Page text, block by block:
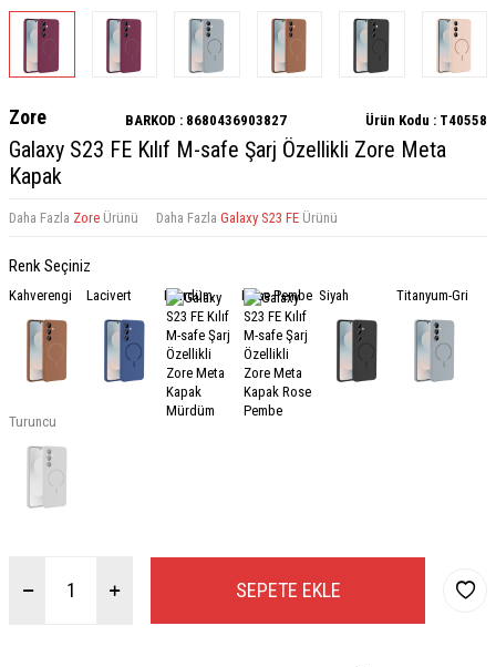
Zore BARKOD : 8680436903827 Ürün Kodu : T40558
Galaxy S23 FE Kılıf M-safe Şarj Özellikli Zore Meta
Kapak
Daha Fazla Zore Ürünü Daha Fazla Galaxy S23 FE Ürünü
Renk Seçiniz
Kahverengi Lacivert Mürdüm Rose Pembe Siyah Titanyum-Gri
Turuncu
SEPETE EKLE